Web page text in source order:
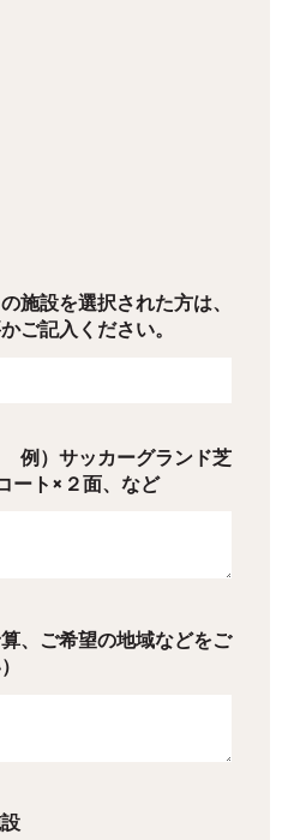
施設を選択された方は、
ご記入ください。
例）サッカーグランド芝
ート×２面、など
、ご希望の地域などをご